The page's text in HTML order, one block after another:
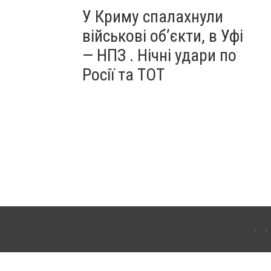
У Криму спалахнули
військові об’єкти, в Уфі
— НПЗ . Нічні удари по
Росії та ТОТ